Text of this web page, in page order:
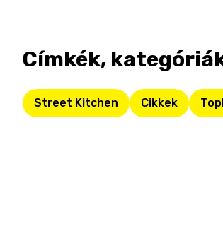
Címkék,
Street Kitchen Cikkek